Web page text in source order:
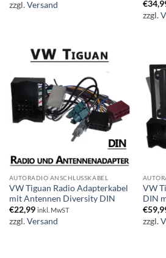
zzgl.Versand
€
zzgl.
AUTORADIO ANSCHLUSSKABEL
VW Tiguan Radio Adapterkabel
mit Antennen Diversity DIN
€22,99 inkl. MwST
zzgl.Versand
VW
DIN
€
zzgl.